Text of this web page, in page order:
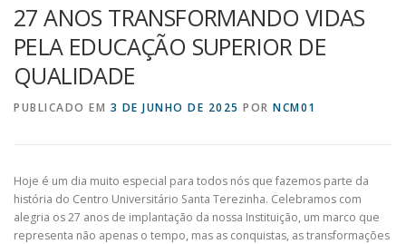
27 ANOS TRANSFORMANDO VIDAS
PELA EDUCAÇÃO SUPERIOR DE
QUALIDADE
PUBLICADO EM 3 DE JUNHO DE 2025 POR NCM01
Hoje é um dia muito especial para todos nós que fazemos parte da
história do Centro Universitário Santa Terezinha. Celebramos com
alegria os 27 anos de implantação da nossa Instituição, um marco que
representa não apenas o tempo, mas as conquistas, as transformações